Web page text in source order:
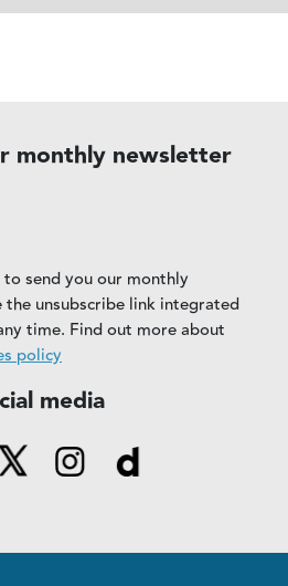
monthly newsletter
send you our monthly
the unsubscribe link integrated
time. Find out more about
policy
media